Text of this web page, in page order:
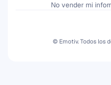
No vender mi
© Emotiv. Todos los